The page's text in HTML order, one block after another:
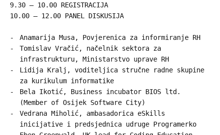
9.30 – 10.00 REGISTRACIJA
10.00 – 12.00 PANEL DISKUSIJA
Anamarija Musa, Povjerenica za informiranje RH
Tomislav Vračić, načelnik sektora za
infrastrukturu, Ministarstvo uprave RH
Lidija Kralj, voditeljica stručne radne skupine
za kurikulum informatike
Bela Ikotić, Business incubator BIOS ltd.
(Member of Osijek Software City)
Vedrana Miholić, ambasadorica eSkills
inicijative i predsjednica udruge Programerko